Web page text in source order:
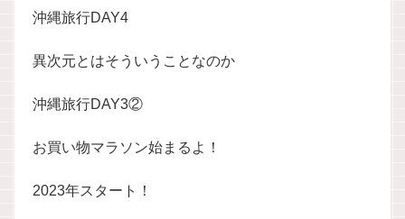
沖縄旅行DAY4
異次元とはそういうことなのか
沖縄旅行DAY3②
お買い物マラソン始まるよ！
2023年スタート！